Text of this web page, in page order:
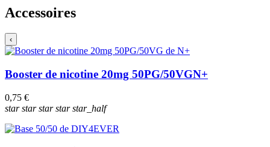
Accessoires
‹
Booster de nicotine 20mg 50PG/50VGN+
0,75 €
starstarstarstarstar_half